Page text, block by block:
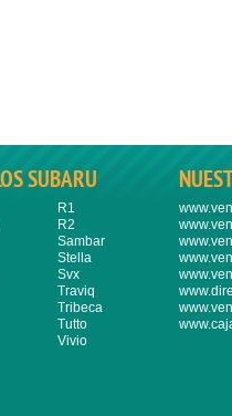
SUBARU
R1
R2
Sambar
Stella
Svx
Traviq
Tribeca
Tutto
Vivio